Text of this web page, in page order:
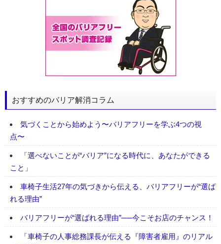
おすすめのバリア解消コラム
気づくことから始めよう〜バリアフリーを学ぶ4つの視
点〜
「選べないことが“バリア”になる時代に、あなたができる
こと」
車椅子生活27年の気づきから伝える、バリアフリーが“選ば
れる理由”
バリアフリーが“選ばれる理由”──今こそお店のチャンス！
「車椅子の人事総務課長が伝える『障害者雇用』のリアル